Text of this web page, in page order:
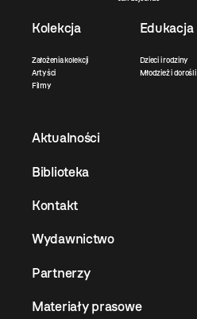
Kolekcja
Założenia kolekcji
Artyści
Filmy
Edukacja
Dzieci i rodziny
Młodzież i dorośli
Aktualności
Biblioteka
Kontakt
Wydawnictwo
Partnerzy
Materiały prasowe